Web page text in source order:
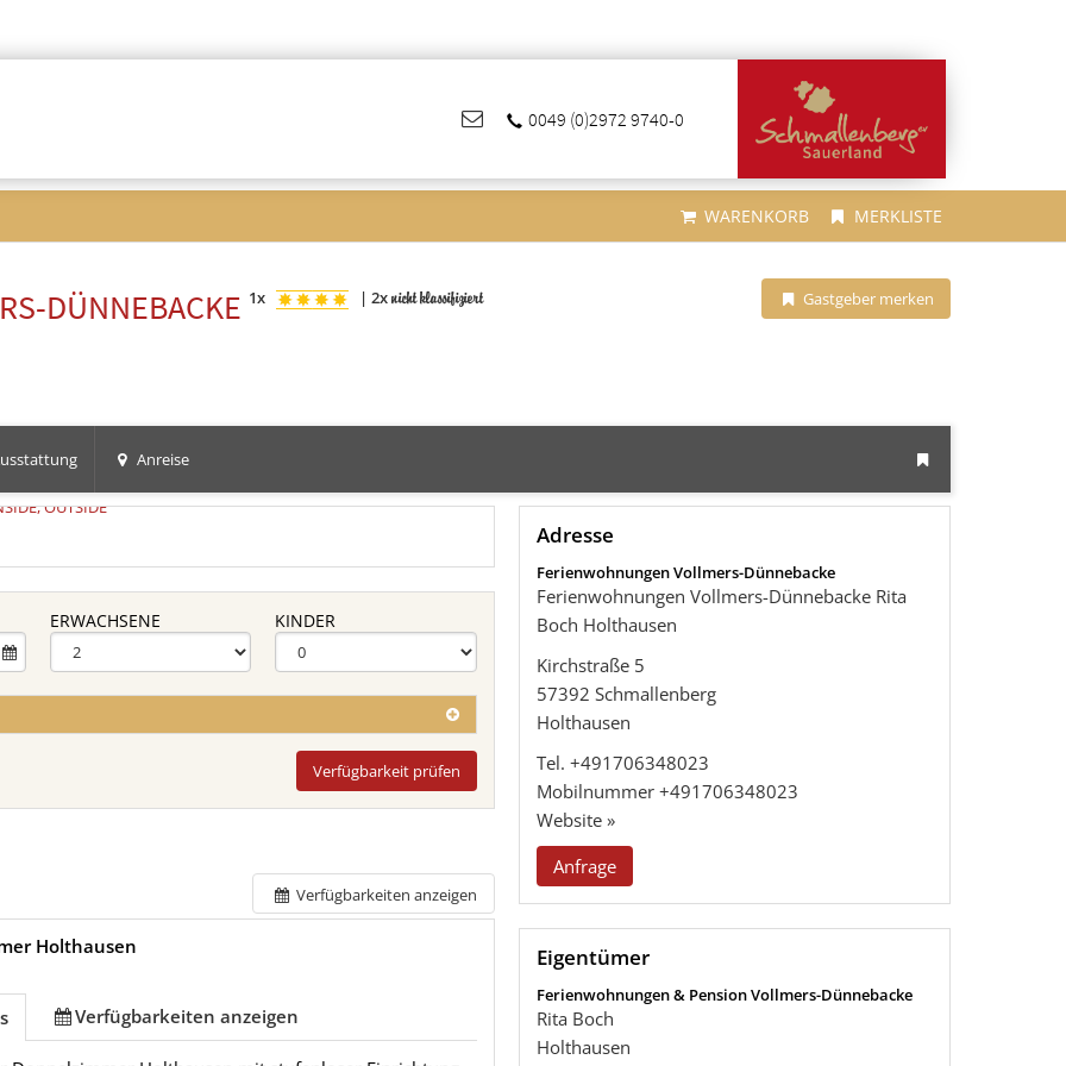
0049 (0)2972 9740-0
WARENKORB MERKLISTE
DÜNNEBACKE 1x | 2x nicht klassifiziert Gastgeber merken
Anreise
ERWACHSENE KINDER
Verfügbarkeit prüfen
Verfügbarkeiten anzeigen
Holthausen
Verfügbarkeiten anzeigen
Adresse
Ferienwohnungen Vollmers-Dünnebacke
Ferienwohnungen Vollmers-Dünnebacke Rita
Boch Holthausen
Kirchstraße 5
57392 Schmallenberg
Holthausen
Tel. +491706348023
Mobilnummer +491706348023
Website »
Anfrage
Eigentümer
Ferienwohnungen & Pension Vollmers-Dünnebacke
Rita Boch
Holthausen